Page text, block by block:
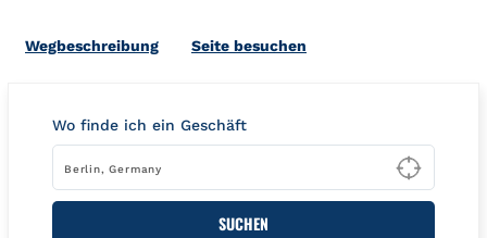
WegbeschreibungLink Opens in New Tab
Seite besuchen
Wo finde ich ein Geschäft
Type
SUCHEN